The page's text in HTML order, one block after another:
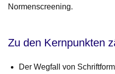
Normenscreening.
Zu den Kernpunkten
Der Wegfall von